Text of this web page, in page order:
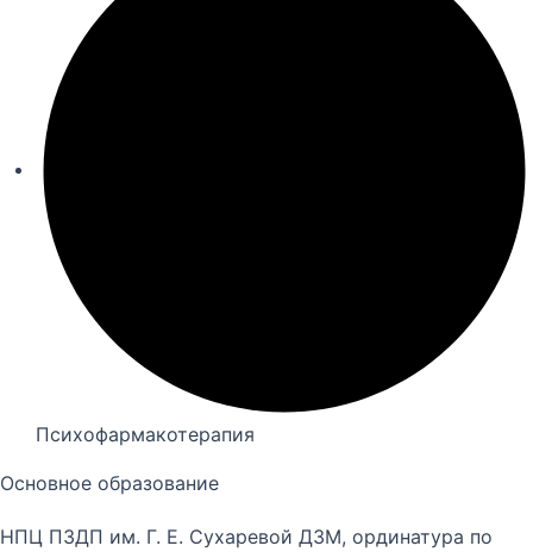
Психофармакотерапия
Основное образование
НПЦ ПЗДП им. Г. Е. Сухаревой ДЗМ, ординатура по